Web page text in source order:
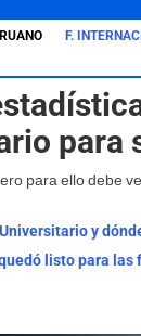
F.
para
para ello debe
y
listo para las